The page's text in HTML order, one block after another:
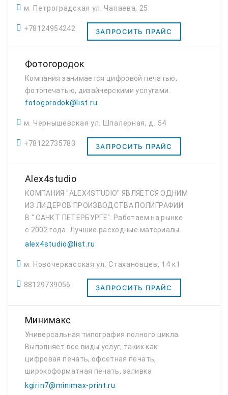
календарей, открыто...
м. Петроградская ул. Чапаева, 25
+78124954242 ЗАПРОСИТЬ ПРАЙС
Фотогородок
Компания занимается цифровой печатью,
фотопечатью, дизайнерскими услугами.
fotogorodok@list.ru
м. Чернышевская ул. Шпалерная, д. 54
+78122735783 ЗАПРОСИТЬ ПРАЙС
Alex4studio
КОМПАНИЯ "ALEX4STUDIO" ЯВЛЯЕТСЯ ОДНИМ
ИЗ ЛИДЕРОВ ПРОИЗВОДСТВА ПОЛИГРАФИИ
В " САНКТ ПЕТЕРБУРГЕ". Работаем на рынке
с 2002 года. Лучшие расходные материалы.
Стабильно высокое качество печати. Четкое
Тщательный...
alex4studio@list.ru
м. Новочеркасская ул. Стахановцев, 14 к1
88129739056 ЗАПРОСИТЬ ПРАЙС
Минимакс
Универсальная типография полного цикла.
Выполняет все виды услуг, таких как:
цифровая печать, офсетная печать,
широкоформатная печать, заливка
полиуретановой смолой, калибровка, уф-
kgirin7@minimax-print.ru